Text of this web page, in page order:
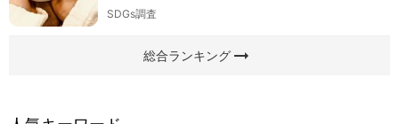
SDGs調査
総合ランキングarrow_right_alt